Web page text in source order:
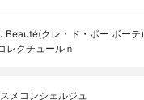
Beauté(クレ・ド・ポー ボーテ)
レクチュールｎ
メコンシェルジュ